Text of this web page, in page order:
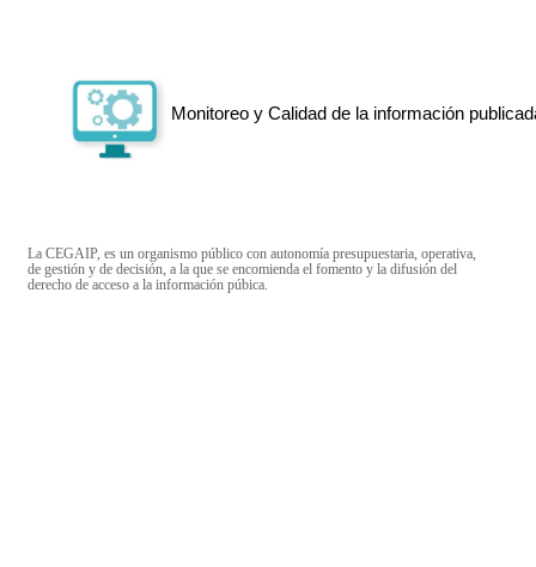
Monitoreo y Calidad de la información
La CEGAIP, es un organismo público con autonomía presupuestaria, operativa,
de gestión y de decisión, a la que se encomienda el fomento y la difusión del
derecho de acceso a la información púbica.